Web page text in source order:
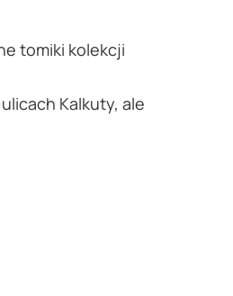
tomiki kolekcji
Kalkuty, ale